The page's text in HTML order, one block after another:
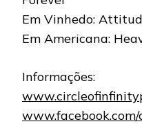
Em Vinhedo:
Em Americana:
Informações: